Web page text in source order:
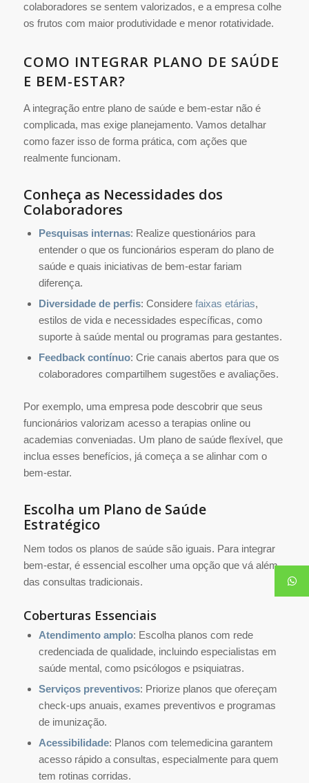
colaboradores se sentem valorizados, e a empresa colhe
os frutos com maior produtividade e menor rotatividade.
COMO INTEGRAR PLANO DE SAÚDE
E BEM-ESTAR?
A integração entre plano de saúde e bem-estar não é
complicada, mas exige planejamento. Vamos detalhar
como fazer isso de forma prática, com ações que
realmente funcionam.
Conheça as Necessidades dos
Colaboradores
Pesquisas internas: Realize questionários para
entender o que os funcionários esperam do plano de
saúde e quais iniciativas de bem-estar fariam
diferença.
Diversidade de perfis: Considere faixas etárias,
estilos de vida e necessidades específicas, como
suporte à saúde mental ou programas para gestantes.
Feedback contínuo: Crie canais abertos para que os
colaboradores compartilhem sugestões e avaliações.
Por exemplo, uma empresa pode descobrir que seus
funcionários valorizam acesso a terapias online ou
academias conveniadas. Um plano de saúde flexível, que
inclua esses benefícios, já começa a se alinhar com o
bem-estar.
Escolha um Plano de Saúde
Estratégico
Nem todos os planos de saúde são iguais. Para integrar
bem-estar, é essencial escolher uma opção que vá além
das consultas tradicionais.
Coberturas Essenciais
Atendimento amplo: Escolha planos com rede
credenciada de qualidade, incluindo especialistas em
saúde mental, como psicólogos e psiquiatras.
Serviços preventivos: Priorize planos que ofereçam
check-ups anuais, exames preventivos e programas
de imunização.
Acessibilidade: Planos com telemedicina garantem
acesso rápido a consultas, especialmente para quem
tem rotinas corridas.